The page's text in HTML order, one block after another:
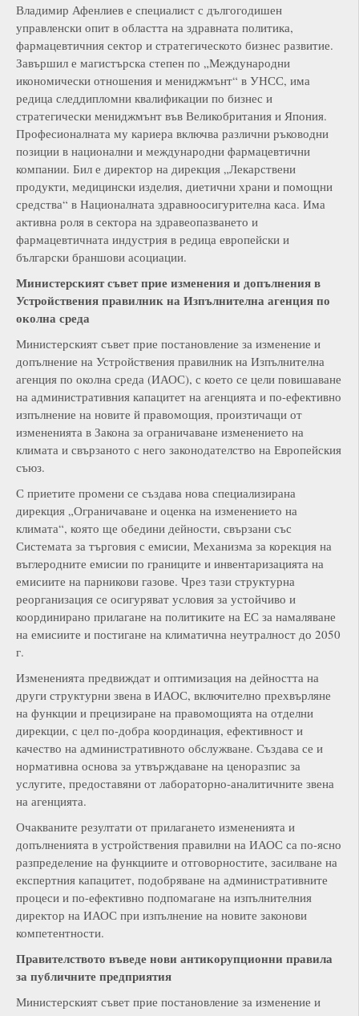
Владимир Афенлиев е специалист с дългогодишен
управленски опит в областта на здравната политика,
фармацевтичния сектор и стратегическото бизнес развитие.
Завършил е магистърска степен по „Международни
икономически отношения и мениджмънт“ в УНСС, има
редица следдипломни квалификации по бизнес и
стратегически мениджмънт във Великобритания и Япония.
Професионалната му кариера включва различни ръководни
позиции в национални и международни фармацевтични
компании. Бил е директор на дирекция „Лекарствени
продукти, медицински изделия, диетични храни и помощни
средства“ в Националната здравноосигурителна каса. Има
активна роля в сектора на здравеопазването и
фармацевтичната индустрия в редица европейски и
български браншови асоциации.
Министерският съвет прие изменения и допълнения в
Устройствения правилник на Изпълнителна агенция по
околна среда
Министерският съвет прие постановление за изменение и
допълнение на Устройствения правилник на Изпълнителна
агенция по околна среда (ИАОС), с което се цели повишаване
на административния капацитет на агенцията и по-ефективно
изпълнение на новите й правомощия, произтичащи от
измененията в Закона за ограничаване изменението на
климата и свързаното с него законодателство на Европейския
съюз.
С приетите промени се създава нова специализирана
дирекция „Ограничаване и оценка на изменението на
климата“, която ще обедини дейности, свързани със
Системата за търговия с емисии, Механизма за корекция на
въглеродните емисии по границите и инвентаризацията на
емисиите на парникови газове. Чрез тази структурна
реорганизация се осигуряват условия за устойчиво и
координирано прилагане на политиките на ЕС за намаляване
на емисиите и постигане на климатична неутралност до 2050
г.
Измененията предвиждат и оптимизация на дейността на
други структурни звена в ИАОС, включително прехвърляне
на функции и прецизиране на правомощията на отделни
дирекции, с цел по-добра координация, ефективност и
качество на административното обслужване. Създава се и
нормативна основа за утвърждаване на ценоразпис за
услугите, предоставяни от лабораторно-аналитичните звена
на агенцията.
Очакваните резултати от прилагането измененията и
допълненията в устройствения правилни на ИАОС са по-ясно
разпределение на функциите и отговорностите, засилване на
експертния капацитет, подобряване на административните
процеси и по-ефективно подпомагане на изпълнителния
директор на ИАОС при изпълнение на новите законови
компетентности.
Правителството въведе нови антикорупционни правила
за публичните предприятия
Министерският съвет прие постановление за изменение и